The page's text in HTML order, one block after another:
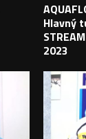
Hlavný
2023